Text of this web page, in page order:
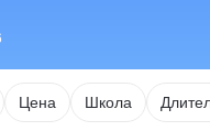
Цена Школа